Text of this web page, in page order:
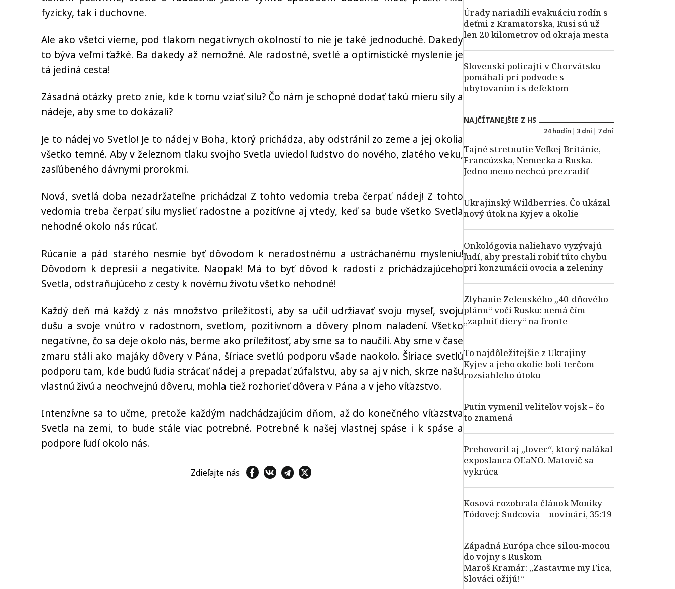
fyzicky, tak i duchovne.
Ale ako všetci vieme, pod tlakom negatívnych okolností to nie je také jednoduché. Dakedy
to býva veľmi ťažké. Ba dakedy až nemožné. Ale radostné, svetlé a optimistické myslenie je
tá jediná cesta!
Zásadná otázky preto znie, kde k tomu vziať silu? Čo nám je schopné dodať takú mieru sily a
nádeje, aby sme to dokázali?
Je to nádej vo Svetlo! Je to nádej v Boha, ktorý prichádza, aby odstránil zo zeme a jej okolia
všetko temné. Aby v železnom tlaku svojho Svetla uviedol ľudstvo do nového, zlatého veku,
zasľúbeného dávnymi prorokmi.
Nová, svetlá doba nezadržateľne prichádza! Z tohto vedomia treba čerpať nádej! Z tohto
vedomia treba čerpať silu myslieť radostne a pozitívne aj vtedy, keď sa bude všetko Svetla
nehodné okolo nás rúcať.
Rúcanie a pád starého nesmie byť dôvodom k neradostnému a ustráchanému mysleniu!
Dôvodom k depresii a negativite. Naopak! Má to byť dôvod k radosti z prichádzajúceho
Svetla, odstraňujúceho z cesty k novému životu všetko nehodné!
Každý deň má každý z nás množstvo príležitostí, aby sa učil udržiavať svoju myseľ, svoju
dušu a svoje vnútro v radostnom, svetlom, pozitívnom a dôvery plnom naladení. Všetko
negatívne, čo sa deje okolo nás, berme ako príležitosť, aby sme sa to naučili. Aby sme v čase
zmaru stáli ako majáky dôvery v Pána, šíriace svetlú podporu všade naokolo. Šíriace svetlú
podporu tam, kde budú ľudia strácať nádej a prepadať zúfalstvu, aby sa aj v nich, skrze našu
vlastnú živú a neochvejnú dôveru, mohla tiež rozhorieť dôvera v Pána a v jeho víťazstvo.
Intenzívne sa to učme, pretože každým nadchádzajúcim dňom, až do konečného víťazstva
Svetla na zemi, to bude stále viac potrebné. Potrebné k našej vlastnej spáse i k spáse a
podpore ľudí okolo nás.
Zdieľajte nás
Úrady nariadili evakuáciu rodín s
deťmi z Kramatorska, Rusi sú už
len 20 kilometrov od okraja mesta
Slovenskí policajti v Chorvátsku
pomáhali pri podvode s
ubytovaním i s defektom
NAJČÍTANEJŠIE Z HS
24 hodín | 3 dni | 7 dní
Tajné stretnutie Veľkej Británie,
Francúzska, Nemecka a Ruska.
Jedno meno nechcú prezradiť
Ukrajinský Wildberries. Čo ukázal
nový útok na Kyjev a okolie
Onkológovia naliehavo vyzývajú
ľudí, aby prestali robiť túto chybu
pri konzumácii ovocia a zeleniny
Zlyhanie Zelenského „40-dňového
plánu“ voči Rusku: nemá čím
„zaplniť diery“ na fronte
To najdôležitejšie z Ukrajiny –
Kyjev a jeho okolie boli terčom
rozsiahleho útoku
Putin vymenil veliteľov vojsk – čo
to znamená
Prehovoril aj „lovec“, ktorý nalákal
exposlanca OĽaNO. Matovič sa
vykrúca
Kosová rozobrala článok Moniky
Tódovej: Sudcovia – novinári, 35:19
Západná Európa chce silou-mocou
do vojny s Ruskom
Maroš Kramár: „Zastavme my Fica,
Slováci ožijú!“